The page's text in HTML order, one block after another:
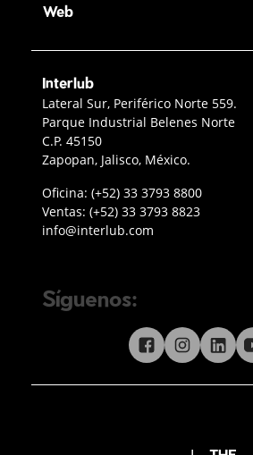
Web
Interlub
Contacto Interlub
Lateral Sur, Periférico Norte 559.
Parque Industrial Belenes Norte
C.P. 45150
Zapopan, Jalisco, México.
Oficina: Teléfono oficina Guadalajara
(+52) 33 3793 8800
Ventas: Teléfono ventas
(+52) 33 3793 8823
Enviar correo a Interlub
info@interlub.com
Síguenos:
Síguenos en redes sociales